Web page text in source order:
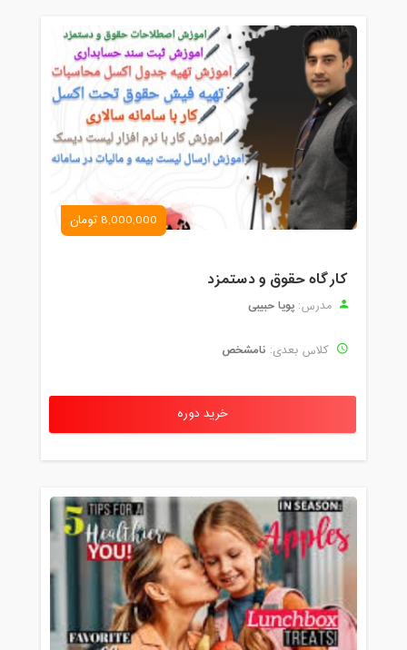
8,000,000 تومان
کارگاه حقوق و دستمزد
مدرس: پویا حبیبی
کلاس بعدی: نامشخص
خرید دوره